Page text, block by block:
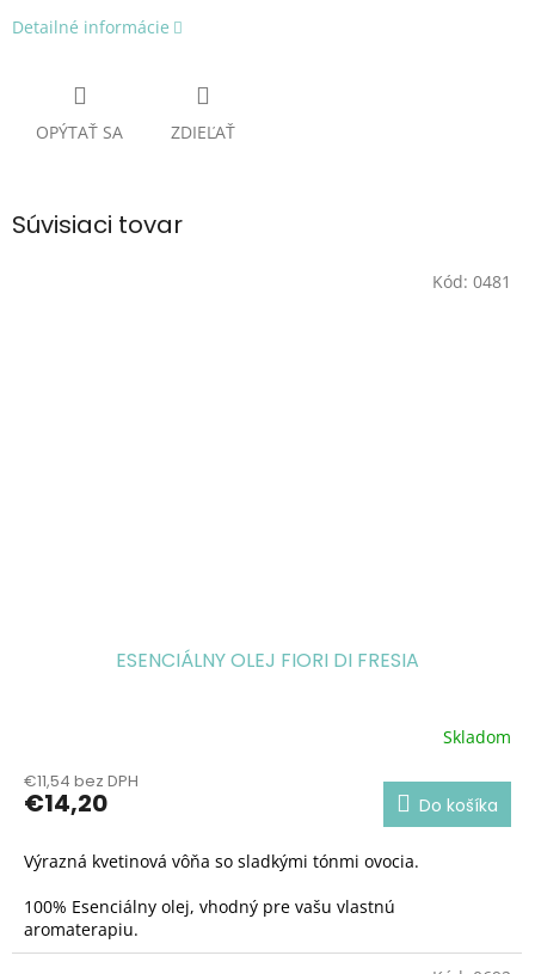
Detailné informácie
OPÝTAŤ SA ZDIEĽAŤ
Súvisiaci tovar
ESENCIÁLNY OLEJ FIORI DI FRESIA
Skladom
€11,54 bez DPH
€14,20 Do košíka
Výrazná kvetinová vôňa so sladkými tónmi ovocia.
100% Esenciálny olej, vhodný pre vašu vlastnú
aromaterapiu.
Kód: 0481